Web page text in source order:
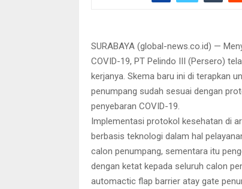
SURABAYA (global-news.co.id) —
COVID-19, PT Pelindo III (Persero)
kerjanya. Skema baru ini di terapkan
penumpang sudah sesuai dengan
penyebaran COVID-19.
Implementasi protokol kesehatan di
berbasis teknologi dalam hal
calon penumpang, sementara itu
dengan ketat kepada seluruh calon
automactic flap barrier atay gate